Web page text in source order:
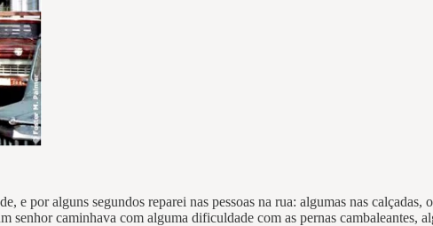
e por alguns segundos reparei nas pessoas na rua: algumas nas calçadas,
senhor caminhava com alguma dificuldade com as pernas cambaleantes,